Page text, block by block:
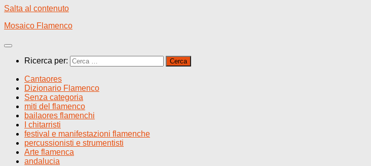
Salta al contenuto
Mosaico Flamenco
Ricerca per:
Cantaores
Dizionario Flamenco
Senza categoria
miti del flamenco
bailaores flamenchi
I chitarristi
festival e manifestazioni flamenche
percussionisti e strumentisti
Arte flamenca
andalucia